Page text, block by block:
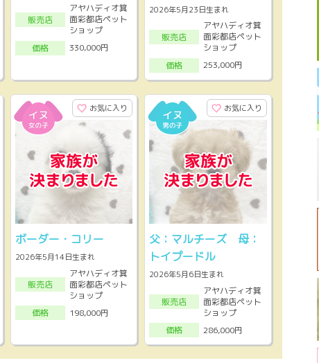
販売店
アヤハディオ箕
面彩都店ペット
ショップ
価格
330,000円
2026年5月23日生まれ
販売店
アヤハディオ箕
面彩都店ペット
ショップ
価格
253,000円
お気に入り
ボーダー・コリー
2026年5月14日生まれ
販売店
アヤハディオ箕
面彩都店ペット
ショップ
価格
198,000円
お気に入り
父：マルチーズ 母：
トイプードル
2026年5月6日生まれ
販売店
アヤハディオ箕
面彩都店ペット
ショップ
価格
286,000円